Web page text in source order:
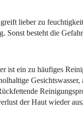
lieber zu
Sonst besteht die
ist ein zu häufiges
der Haut wieder